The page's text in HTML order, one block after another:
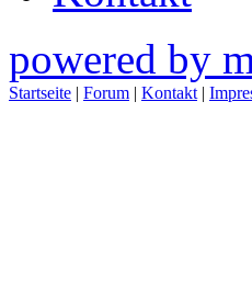
powered by
Startseite | Forum | Kontakt |